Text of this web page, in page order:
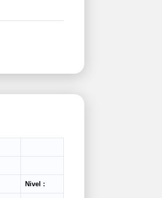
Nivel :